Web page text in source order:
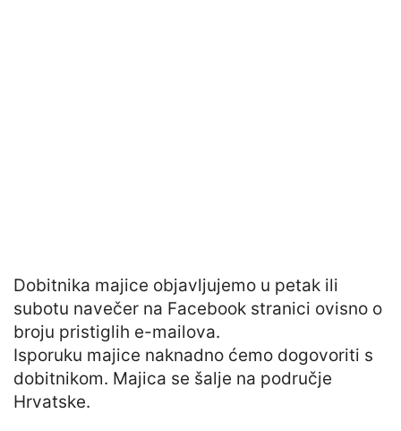
Dobitnika majice objavljujemo u petak ili
subotu navečer na Facebook stranici ovisno o
broju pristiglih e-mailova.
Isporuku majice naknadno ćemo dogovoriti s
dobitnikom. Majica se šalje na područje
Hrvatske.